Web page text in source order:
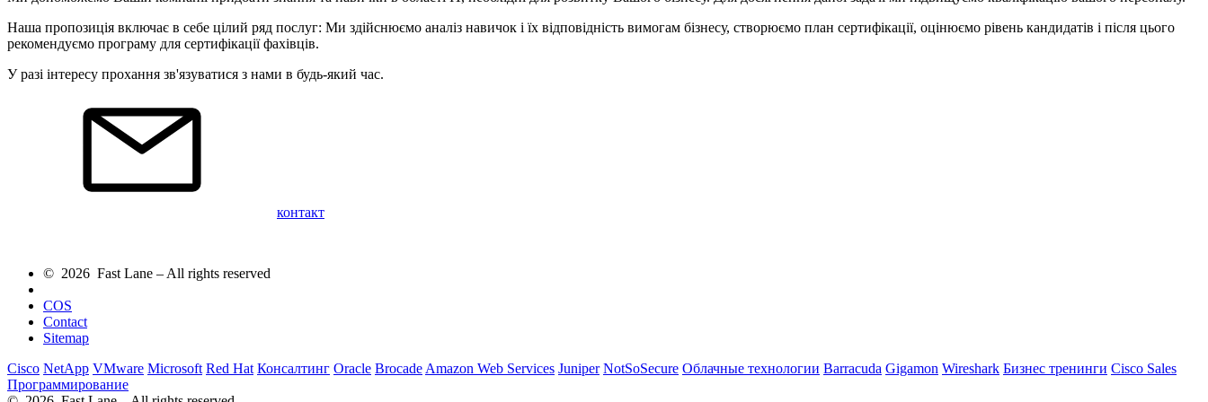
Наша пропозиція включає в себе цілий ряд послуг: Ми здійснюємо аналіз навичок і їх відповідність вимогам бізнесу, створюємо план сертифікації, оцінюємо рівень кандидатів і після цього
рекомендуємо програму для сертифікації фахівців.
У разі інтересу прохання зв'язуватися з нами в будь-який час.
контакт
© 2026 Fast Lane – All rights reserved
COS
Contact
Sitemap
Cisco NetApp VMware Microsoft Red Hat Консалтинг Oracle Brocade Amazon Web Services Juniper NotSoSecure Облачные технологии Barracuda Gigamon Wireshark Бизнес тренинги Cisco Sales
Программирование